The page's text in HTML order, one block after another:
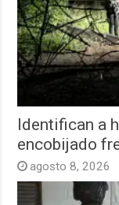
Identifican a
encobijado
agosto 8, 2026